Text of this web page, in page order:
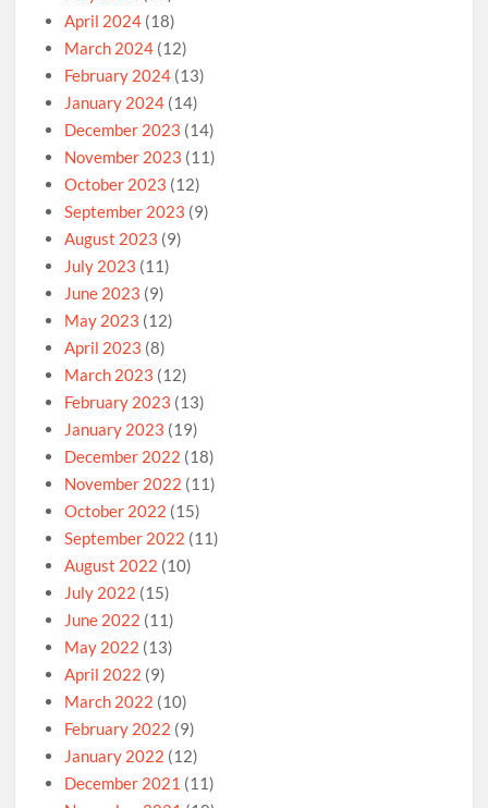
April 2024 (18)
March 2024 (12)
February 2024 (13)
January 2024 (14)
December 2023 (14)
November 2023 (11)
October 2023 (12)
September 2023 (9)
August 2023 (9)
July 2023 (11)
June 2023 (9)
May 2023 (12)
April 2023 (8)
March 2023 (12)
February 2023 (13)
January 2023 (19)
December 2022 (18)
November 2022 (11)
October 2022 (15)
September 2022 (11)
August 2022 (10)
July 2022 (15)
June 2022 (11)
May 2022 (13)
April 2022 (9)
March 2022 (10)
February 2022 (9)
January 2022 (12)
December 2021 (11)